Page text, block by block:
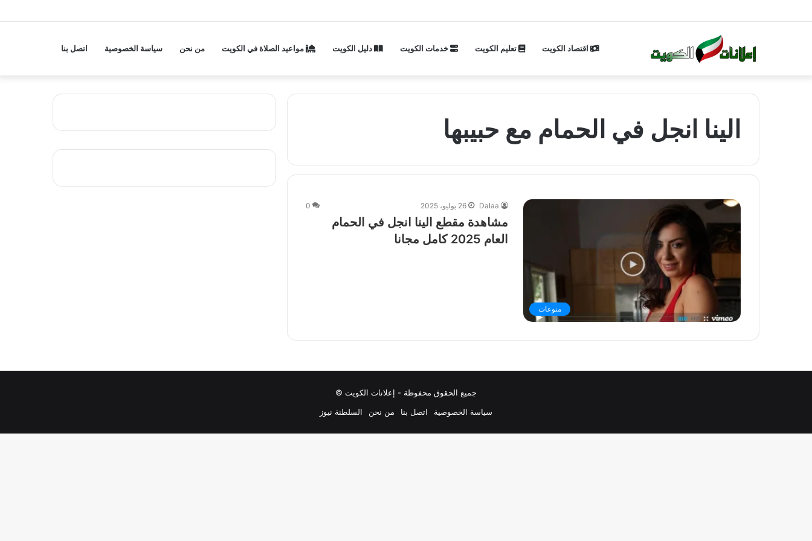
اقتصاد الكويت تعليم الكويت خدمات الكويت دليل الكويت مواعيد الصلاة في الكويت من نحن سياسة الخصوصية اتصل بنا
الينا انجل في الحمام مع حبيبها
منوعات
Dalaa 26 يوليو، 2025 0
مشاهدة مقطع الينا انجل في الحمام
العام 2025 كامل مجانا
جميع الحقوق محفوظة - إعلانات الكويت ©
سياسة الخصوصية
اتصل بنا من نحن السلطنة نيوز